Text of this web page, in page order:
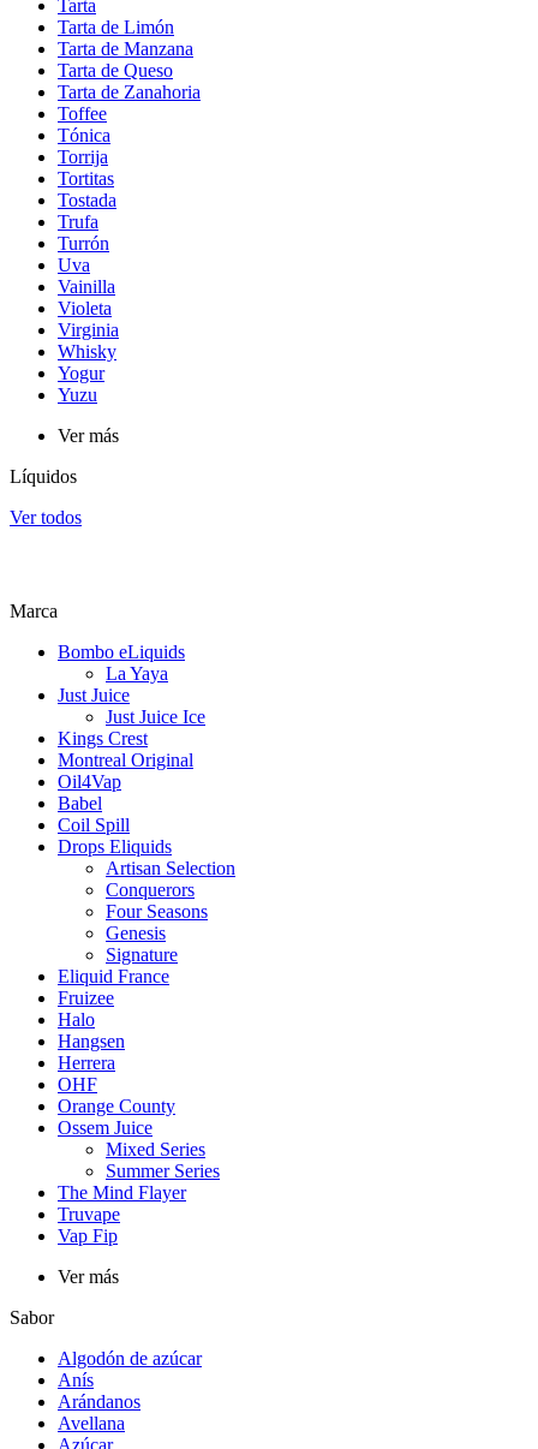
Tarta
Tarta de Limón
Tarta de Manzana
Tarta de Queso
Tarta de Zanahoria
Toffee
Tónica
Torrija
Tortitas
Tostada
Trufa
Turrón
Uva
Vainilla
Violeta
Virginia
Whisky
Yogur
Yuzu
Ver más
Líquidos
Ver todos
Marca
Bombo eLiquids
La Yaya
Just Juice
Just Juice Ice
Kings Crest
Montreal Original
Oil4Vap
Babel
Coil Spill
Drops Eliquids
Artisan Selection
Conquerors
Four Seasons
Genesis
Signature
Eliquid France
Fruizee
Halo
Hangsen
Herrera
OHF
Orange County
Ossem Juice
Mixed Series
Summer Series
The Mind Flayer
Truvape
Vap Fip
Ver más
Sabor
Algodón de azúcar
Anís
Arándanos
Avellana
Azúcar